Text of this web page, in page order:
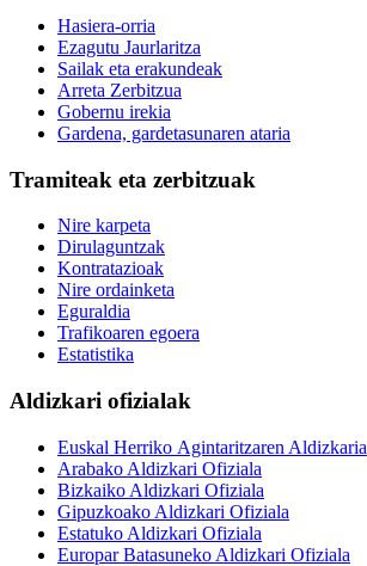
Hasiera-orria
Ezagutu Jaurlaritza
Sailak eta erakundeak
Arreta Zerbitzua
Gobernu irekia
Gardena, gardetasunaren ataria
Tramiteak eta zerbitzuak
Nire karpeta
Dirulaguntzak
Kontratazioak
Nire ordainketa
Eguraldia
Trafikoaren egoera
Estatistika
Aldizkari ofizialak
Euskal Herriko Agintaritzaren Aldizkaria
Arabako Aldizkari Ofiziala
Bizkaiko Aldizkari Ofiziala
Gipuzkoako Aldizkari Ofiziala
Estatuko Aldizkari Ofiziala
Europar Batasuneko Aldizkari Ofiziala